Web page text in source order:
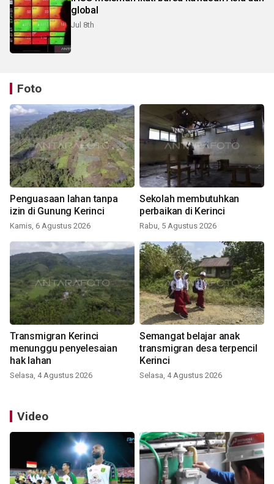
global
Jul 8th
Foto
Penguasaan lahan tanpa
izin di Gunung Kerinci
Kamis, 6 Agustus 2026
Sekolah membutuhkan
perbaikan di Kerinci
Rabu, 5 Agustus 2026
Transmigran Kerinci
menunggu penyelesaian
hak lahan
Selasa, 4 Agustus 2026
Semangat belajar anak
transmigran desa terpencil
Kerinci
Selasa, 4 Agustus 2026
Video